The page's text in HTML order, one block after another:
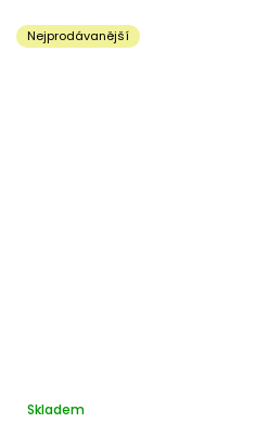
Nejprodávanější
Skladem